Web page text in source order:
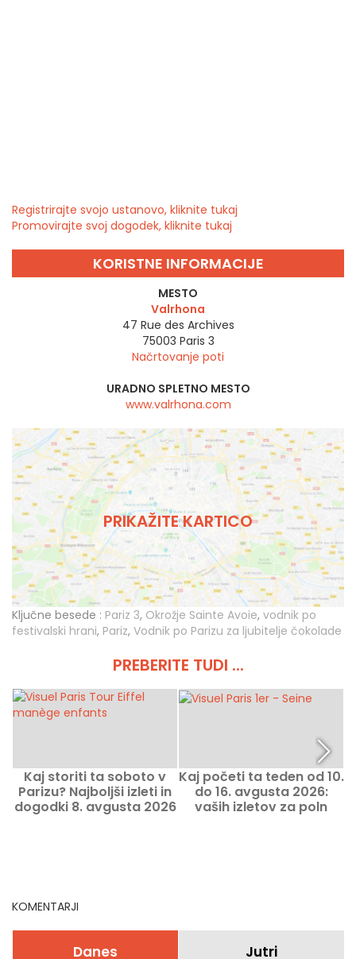
Registrirajte svojo ustanovo, kliknite tukaj
Promovirajte svoj dogodek, kliknite tukaj
KORISTNE INFORMACIJE
MESTO
Valrhona
47 Rue des Archives
75003 Paris 3
Načrtovanje poti
URADNO SPLETNO MESTO
www.valrhona.com
PRIKAŽITE KARTICO
Ključne besede : Pariz 3, Okrožje Sainte Avoie, vodnik po
festivalski hrani, Pariz, Vodnik po Parizu za ljubitelje čokolade
PREBERITE TUDI ...
Kaj storiti ta soboto v
Parizu? Najboljši izleti in
dogodki 8. avgusta 2026
Kaj početi ta teden od 10.
do 16. avgusta 2026:
vaših izletov za poln
KOMENTARJI
Danes Jutri